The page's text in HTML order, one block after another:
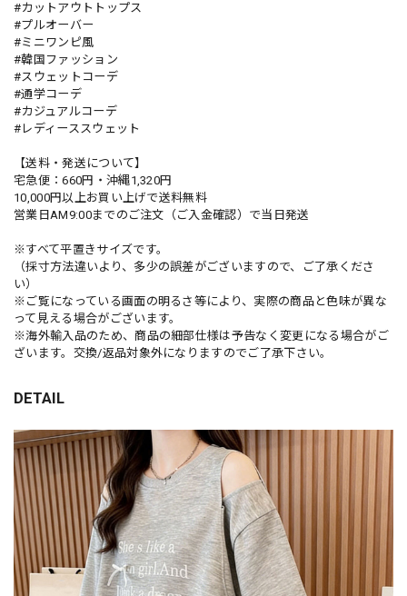
#カットアウトトップス
#プルオーバー
#ミニワンピ風
#韓国ファッション
#スウェットコーデ
#通学コーデ
#カジュアルコーデ
#レディーススウェット
【送料・発送について】
宅急便：660円・沖縄1,320円
10,000円以上お買い上げで送料無料
営業日AM9:00までのご注文（ご入金確認）で当日発送
※すべて平置きサイズです。
（採寸方法違いより、多少の誤差がございますので、ご了承くださ
い）
※ご覧になっている画面の明るさ等により、実際の商品と色味が異な
って見える場合がございます。
※海外輸入品のため、商品の細部仕様は予告なく変更になる場合がご
ざいます。交換/返品対象外になりますのでご了承下さい。
DETAIL